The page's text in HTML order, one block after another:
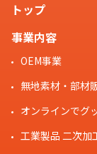
トップ
事業内容
OEM事業
無地素材・部材
オンラインでグ
工業製品 二次加